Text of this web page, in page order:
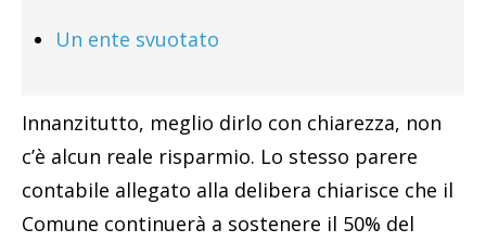
Un ente svuotato
Innanzitutto, meglio dirlo con chiarezza, non
c’è alcun reale risparmio. Lo stesso parere
contabile allegato alla delibera chiarisce che il
Comune continuerà a sostenere il 50% del